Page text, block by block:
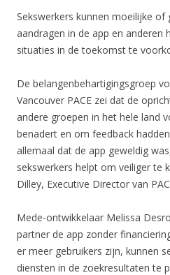
Sekswerkers kunnen moeilijke of
aandragen in de app en anderen
situaties in de toekomst te
De belangenbehartigingsgroep
Vancouver PACE zei dat de
andere groepen in het hele land
benadert en om feedback
allemaal dat de app geweldig
sekswerkers helpt om veiliger te
Dilley, Executive Director van
Mede-ontwikkelaar Melissa
partner de app zonder
er meer gebruikers zijn, kunnen
diensten in de zoekresultaten te